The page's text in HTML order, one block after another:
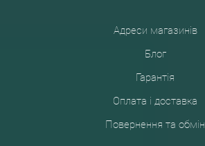
Адреси магазинів
Блог
Гарантія
Оплата і доставка
Повернення та обмін